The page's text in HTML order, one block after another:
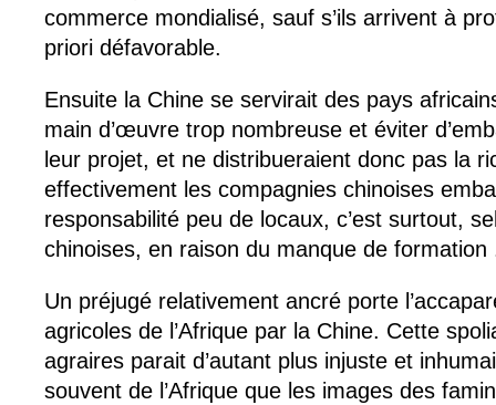
commerce mondialisé, sauf s’ils arrivent à
priori défavorable.
Ensuite la Chine se servirait des pays
main d’œuvre trop nombreuse et éviter
leur projet, et ne distribueraient donc pas la
effectivement les compagnies chinoises
responsabilité peu de locaux, c’est surtout,
chinoises, en raison du manque de formation
Un préjugé relativement ancré porte
agricoles de l’Afrique par la Chine. Cette
agraires parait d’autant plus injuste et
souvent de l’Afrique que les images des